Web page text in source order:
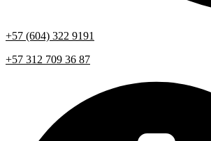
+57 (604) 322 9191
+57 312 709 36 87